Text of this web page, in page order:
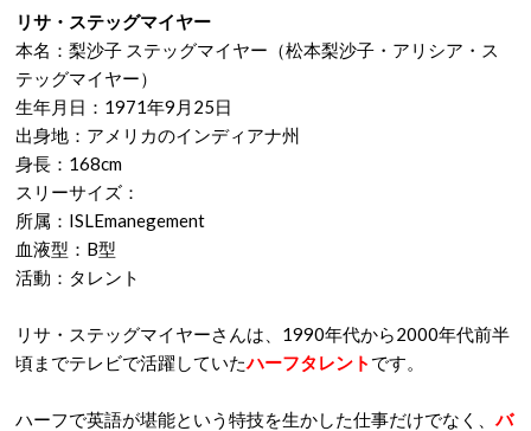
リサ・ステッグマイヤー
本名：梨沙子 ステッグマイヤー（松本梨沙子・アリシア・ス
テッグマイヤー）
生年月日：1971年9月25日
出身地：アメリカのインディアナ州
身長：168cm
スリーサイズ：
所属：ISLEmanegement
血液型：B型
活動：タレント
リサ・ステッグマイヤーさんは、1990年代から2000年代前半
頃までテレビで活躍していたハーフタレント です。
ハーフで英語が堪能という特技を生かした仕事だけでなく、バ